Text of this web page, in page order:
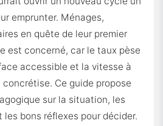
emprunter. Ménages,
en quête de leur premier
est concerné, car le taux pèse
accessible et la vitesse à
Ce guide propose
sur la situation, les
bons réflexes pour décider.